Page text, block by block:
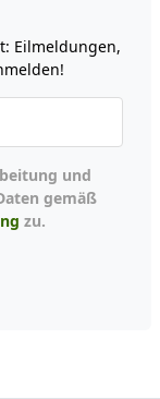
Eilmeldungen,
gemäß
zu.